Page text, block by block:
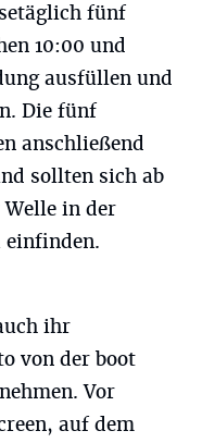
fünf
10:00 und
ausfüllen und
Die fünf
anschließend
sollten sich ab
in der
einfinden.
ihr
von der boot
Vor
auf dem